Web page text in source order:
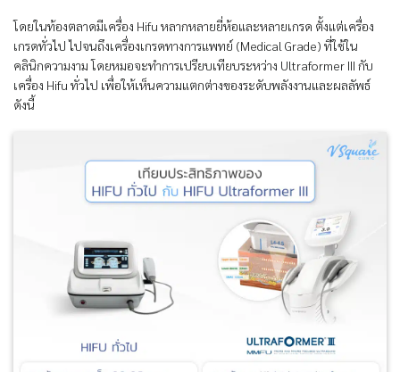
โดยในท้องตลาดมีเครื่อง Hifu หลากหลายยี่ห้อและหลายเกรด ตั้งแต่เครื่อง
เกรดทั่วไป ไปจนถึงเครื่องเกรดทางการแพทย์ (Medical Grade) ที่ใช้ใน
คลินิกความงาม โดยหมอจะทำการเปรียบเทียบระหว่าง Ultraformer III กับ
เครื่อง Hifu ทั่วไป เพื่อให้เห็นความแตกต่างของระดับพลังงานและผลลัพธ์
ดังนี้